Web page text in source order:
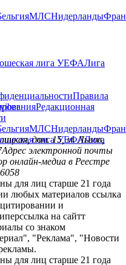
МЛСНидерланды
лига УЕФАЛига
Правила
Редакционная
viber
МЛСНидерланды
лига УЕФАЛига
дом. 15, м. Львов,
Адрес электронной почты
онлайн-медиа в Реестре
для лиц старше 21 года
любых материалов ссылка
и
на сайтт
со знаком
"Реклама", "Новости
для лиц старше 21 года